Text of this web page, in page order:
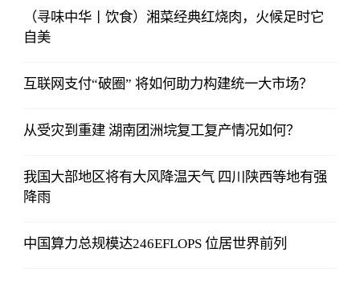
（寻味中华丨饮食）湘菜经典红烧肉，火候足时它
自美
互联网支付“破圈” 将如何助力构建统一大市场？
从受灾到重建 湖南团洲垸复工复产情况如何？
我国大部地区将有大风降温天气 四川陕西等地有强
降雨
中国算力总规模达246EFLOPS 位居世界前列